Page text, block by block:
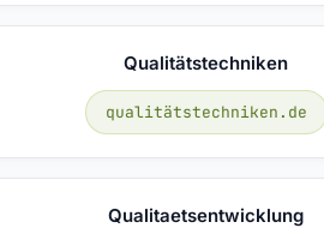
Qualitätstechniken
qualitätstechniken.de
Qualitaetsentwicklung